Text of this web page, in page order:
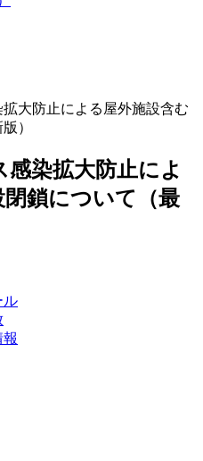
大防止による屋外施設含む
）
染拡大防止によ
鎖について（最